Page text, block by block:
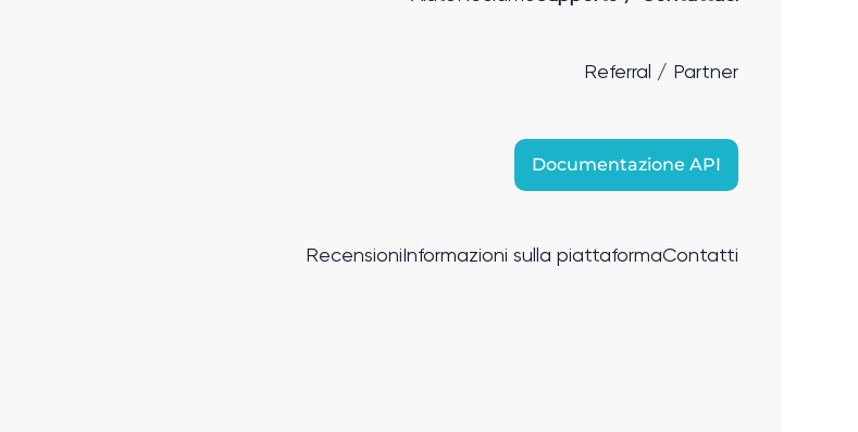
Referral / Partner
Documentazione API
Recensioni Informazioni sulla piattaformaContatti